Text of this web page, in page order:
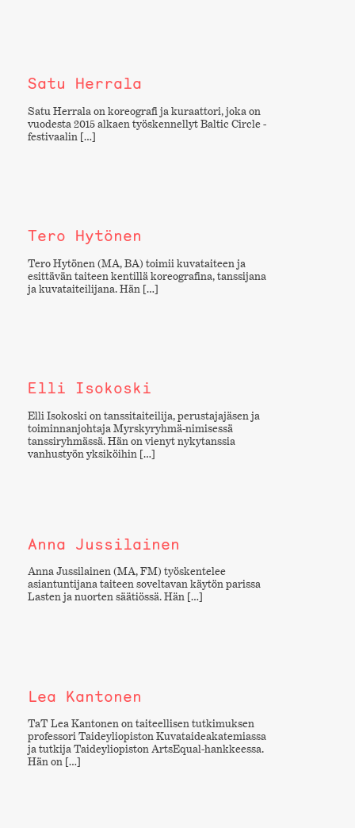
Satu Herrala
Satu Herrala on koreografi ja kuraattori, joka on
vuodesta 2015 alkaen työskennellyt Baltic Circle -
festivaalin […]
Tero Hytönen
Tero Hytönen (MA, BA) toimii kuvataiteen ja
esittävän taiteen kentillä koreografina, tanssijana
ja kuvataiteilijana. Hän […]
Elli Isokoski
Elli Isokoski on tanssitaiteilija, perustajajäsen ja
toiminnanjohtaja Myrskyryhmä-nimisessä
tanssiryhmässä. Hän on vienyt nykytanssia
vanhustyön yksiköihin […]
Anna Jussilainen
Anna Jussilainen (MA, FM) työskentelee
asiantuntijana taiteen soveltavan käytön parissa
Lasten ja nuorten säätiössä. Hän […]
Lea Kantonen
TaT Lea Kantonen on taiteellisen tutkimuksen
professori Taideyliopiston Kuvataideakatemiassa
ja tutkija Taideyliopiston ArtsEqual-hankkeessa.
Hän on […]